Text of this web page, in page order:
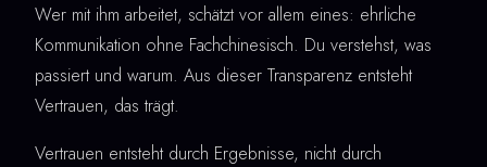
Wer mit ihm arbeitet, schätzt vor allem eines: ehrliche
Kommunikation ohne Fachchinesisch. Du verstehst, was
passiert und warum. Aus dieser Transparenz entsteht
Vertrauen, das trägt.
Vertrauen entsteht durch Ergebnisse, nicht durch